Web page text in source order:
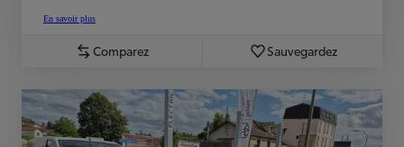
En savoir plus
Comparez Sauvegardez